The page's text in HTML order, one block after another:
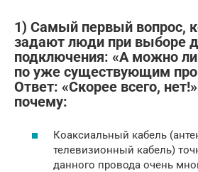
1) Самый первый вопрос,
задают люди при выборе
подключения: «А можно
по уже существующим
Ответ: «Скорее всего,
почему:
Коаксиальный кабель
телевизионный кабель)
данного провода очень